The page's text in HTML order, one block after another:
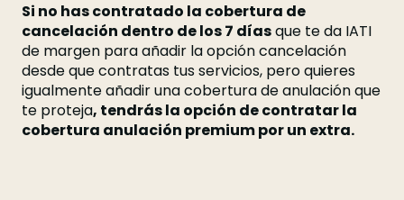
Si no has contratado la cobertura de
cancelación dentro de los 7 díasque te da IATI
de margen para añadir la opción cancelación
desde que contratas tus servicios, pero quieres
igualmente añadir una cobertura de anulación que
te proteja, tendrás la opción de contratar la
cobertura anulación premium por un extra.